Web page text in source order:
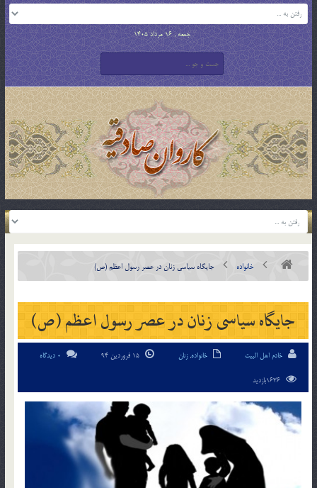
جمعه , 16 مرداد 1405
خانواده جایگاه سیاسی زنان در عصر رسول اعظم (ص)
جایگاه سیاسی زنان در عصر رسول اعظم (ص)
خادم اهل البیت خانواده,زنان 0 دیدگاه